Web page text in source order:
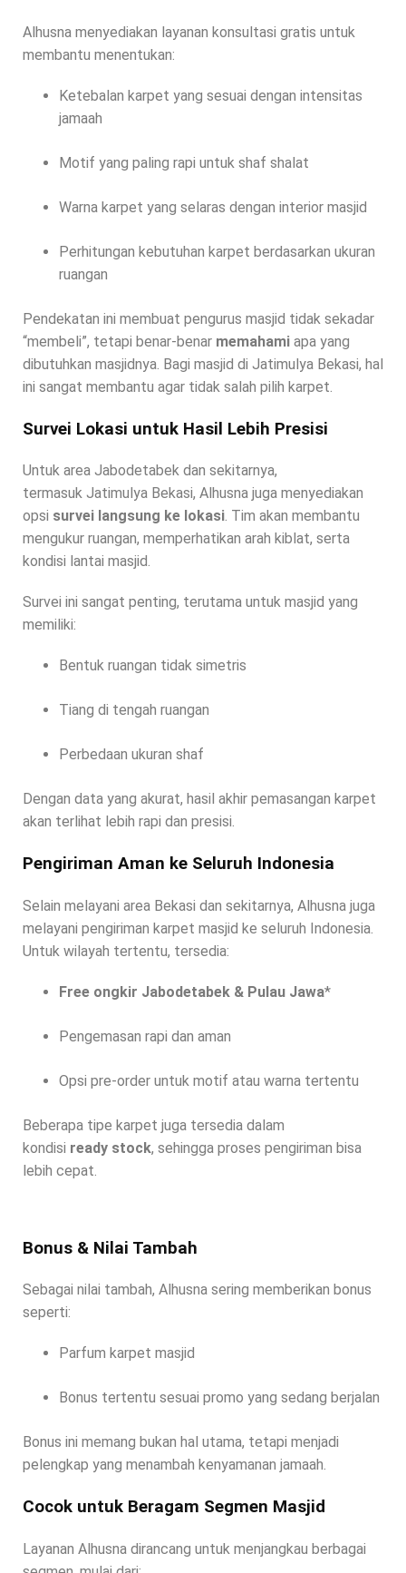
Alhusna menyediakan layanan konsultasi gratis untuk
membantu menentukan:
Ketebalan karpet yang sesuai dengan intensitas
jamaah
Motif yang paling rapi untuk shaf shalat
Warna karpet yang selaras dengan interior masjid
Perhitungan kebutuhan karpet berdasarkan ukuran
ruangan
Pendekatan ini membuat pengurus masjid tidak sekadar
“membeli”, tetapi benar-benar memahami apa yang
dibutuhkan masjidnya. Bagi masjid di Jatimulya Bekasi, hal
ini sangat membantu agar tidak salah pilih karpet.
Survei Lokasi untuk Hasil Lebih Presisi
Untuk area Jabodetabek dan sekitarnya,
termasuk Jatimulya Bekasi, Alhusna juga menyediakan
opsi survei langsung ke lokasi. Tim akan membantu
mengukur ruangan, memperhatikan arah kiblat, serta
kondisi lantai masjid.
Survei ini sangat penting, terutama untuk masjid yang
memiliki:
Bentuk ruangan tidak simetris
Tiang di tengah ruangan
Perbedaan ukuran shaf
Dengan data yang akurat, hasil akhir pemasangan karpet
akan terlihat lebih rapi dan presisi.
Pengiriman Aman ke Seluruh Indonesia
Selain melayani area Bekasi dan sekitarnya, Alhusna juga
melayani pengiriman karpet masjid ke seluruh Indonesia.
Untuk wilayah tertentu, tersedia:
Free ongkir Jabodetabek & Pulau Jawa*
Pengemasan rapi dan aman
Opsi pre-order untuk motif atau warna tertentu
Beberapa tipe karpet juga tersedia dalam
kondisi ready stock, sehingga proses pengiriman bisa
lebih cepat.
Bonus & Nilai Tambah
Sebagai nilai tambah, Alhusna sering memberikan bonus
seperti:
Parfum karpet masjid
Bonus tertentu sesuai promo yang sedang berjalan
Bonus ini memang bukan hal utama, tetapi menjadi
pelengkap yang menambah kenyamanan jamaah.
Cocok untuk Beragam Segmen Masjid
Layanan Alhusna dirancang untuk menjangkau berbagai